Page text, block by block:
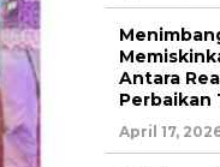
Antara
Perbaikan
April 17,